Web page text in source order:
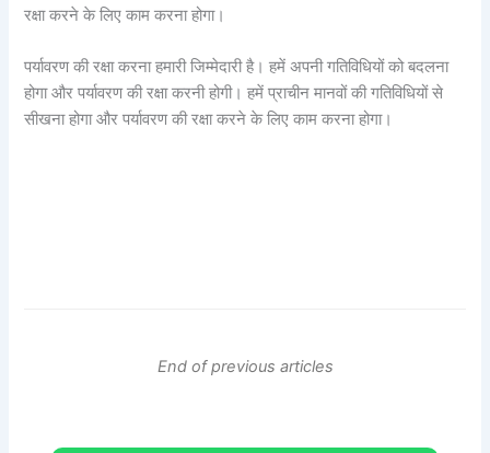
रक्षा करने के लिए काम करना होगा।
पर्यावरण की रक्षा करना हमारी जिम्मेदारी है। हमें अपनी गतिविधियों को बदलना
होगा और पर्यावरण की रक्षा करनी होगी। हमें प्राचीन मानवों की गतिविधियों से
सीखना होगा और पर्यावरण की रक्षा करने के लिए काम करना होगा।
End of previous articles